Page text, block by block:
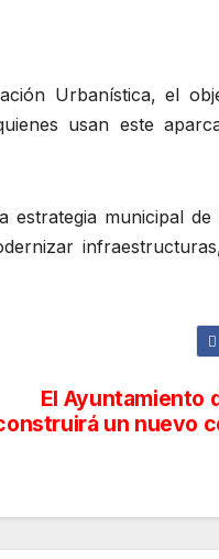
Urbanística, el
usan este
municipal
El Ayuntamiento
un nuevo